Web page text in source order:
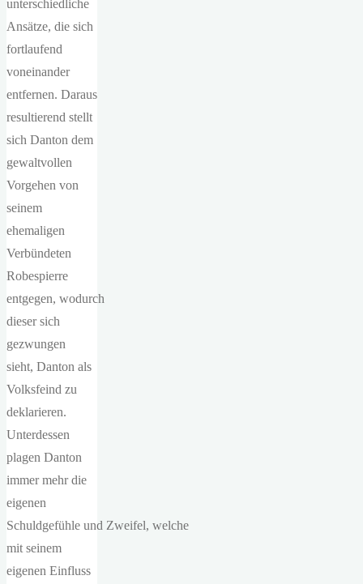
unterschiedliche
Ansätze, die sich
fortlaufend
voneinander
entfernen. Daraus
resultierend stellt
sich Danton dem
gewaltvollen
Vorgehen von
seinem
ehemaligen
Verbündeten
Robespierre
entgegen, wodurch
dieser sich
gezwungen
sieht, Danton als
Volksfeind zu
deklarieren.
Unterdessen
plagen Danton
immer mehr die
eigenen
Schuldgefühle und Zweifel, welche
mit seinem
eigenen Einfluss